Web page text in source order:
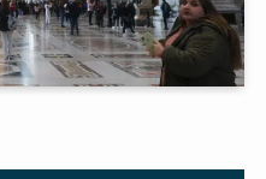
かりの地を巡る旅